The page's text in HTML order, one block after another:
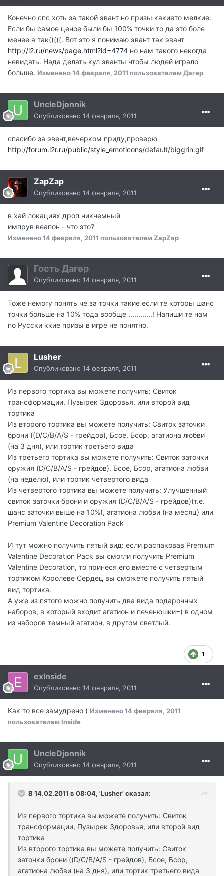
Конечно спс хоть за такой эвант но призы какието мелкие.
Если бы самое ценое были бы 100% точки то да это боле
менее а так(((((. Вот это я понимаю эвант так эвант
http://l2.ru/news/page.html?id=4774 но нам такого некогда
невидать. Нада делать кул эванты чтобы людей играло
больше. Изменено14 февраля, 2011 пользователем Дагер
UncleDjonnik
Опубликовано 14 февраля, 2011
спасибо за эвент,вечерком приду,проверю
http://forum.l2r.ru/public/style_emoticons/default/biggrin.gif
ZapZap
Опубликовано 14 февраля, 2011
в хай локациях дроп никчемный
импрув веапон - что это?
Изменено14 февраля, 2011 пользователем ZapZap
Гость Дагер
Опубликовано 14 февраля, 2011
Тоже немогу понять че за точки такие если те которы шанс
точки больше на 10% тода вообще ............! Напиши те нам
по Русски ккие призы в игре не понятно.
Lusher
Опубликовано 14 февраля, 2011
Из первого тортика вы можете получить: Свиток
трансформации, Пузырек Здоровья, или второй вид
тортика
Из второго тортика вы можете получить: Свиток заточки
брони ((D/C/B/A/S - грейдов), Бсое, Бсор, агатиона любви
(на 3 дня), или тортик третьего вида
Из третьего тортика вы можете получить: Свиток заточки
оружия (D/C/B/A/S - грейдов), Бсое, Бсор, агатиона любви
(на неделю), или тортик четвертого вида
Из четвертого тортика вы можете получить: Улучшенный
свиток заточки брони и оружия (D/C/B/A/S - грейдов)(т.е.
шанс заточки выше на 10%), агатиона любви (на месяц) или
Premium Valentine Decoration Pack
И тут можно получить пятый вид: если распаковав Premium
Valentine Decoration Pack вы смогли получить Premium
Valentine Decoration, то принеся его вместе с четвертым
тортиком Королеве Сердец вы сможете получить пятый
вид тортика.
А уже из пятого можно получить два вида подарочных
наборов, в который входит агатион и печенюшки=) в одном
из наборов темный агатион, в другом светлый.
1
exInside
Опубликовано 14 февраля, 2011
Как то все замудрено ) Изменено14 февраля, 2011
пользователем Inside
UncleDjonnik
Опубликовано 14 февраля, 2011
В 14.02.2011 в 08:04, 'Lusher' сказал:
Из первого тортика вы можете получить: Свиток
трансформации, Пузырек Здоровья, или второй вид
тортика
Из второго тортика вы можете получить: Свиток
заточки брони ((D/C/B/A/S - грейдов), Бсое, Бсор,
агатиона любви (на 3 дня), или тортик третьего вида